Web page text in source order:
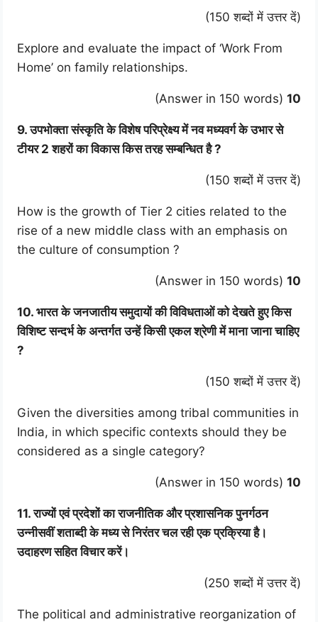
(150 शब्दों में उत्तर दें)
Explore and evaluate the impact of ‘Work From
Home’ on family relationships.
(Answer in 150 words) 10
9. उपभोक्ता संस्कृति के विशेष परिप्रेक्ष्य में नव मध्यवर्ग के उभार से
टीयर 2 शहरों का विकास किस तरह सम्बन्धित है ?
(150 शब्दों में उत्तर दें)
How is the growth of Tier 2 cities related to the
rise of a new middle class with an emphasis on
the culture of consumption ?
(Answer in 150 words) 10
10. भारत के जनजातीय समुदायों की विविधताओं को देखते हुए किस
विशिष्ट सन्दर्भ के अन्तर्गत उन्हें किसी एकल श्रेणी में माना जाना चाहिए
?
(150 शब्दों में उत्तर दें)
Given the diversities among tribal communities in
India, in which specific contexts should they be
considered as a single category?
(Answer in 150 words) 10
11. राज्यों एवं प्रदेशों का राजनीतिक और प्रशासनिक पुनर्गठन
उन्नीसवीं शताब्दी के मध्य से निरंतर चल रही एक प्रक्रिया है।
उदाहरण सहित विचार करें।
(250 शब्दों में उत्तर दें)
The political and administrative reorganization of